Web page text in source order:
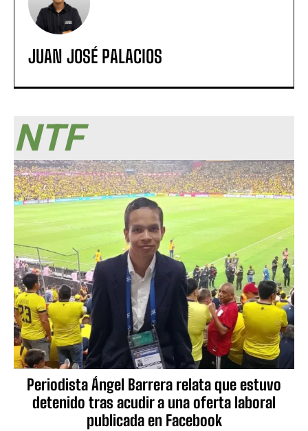
JUAN JOSÉ PALACIOS
NTF
Periodista Ángel Barrera relata que estuvo
detenido tras acudir a una oferta laboral
publicada en Facebook